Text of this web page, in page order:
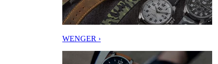
WENGER ›